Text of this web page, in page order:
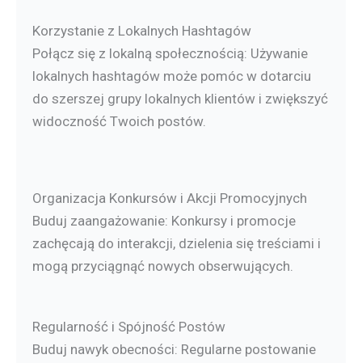
Korzystanie z Lokalnych Hashtagów
Połącz się z lokalną społecznością: Używanie
lokalnych hashtagów może pomóc w dotarciu
do szerszej grupy lokalnych klientów i zwiększyć
widoczność Twoich postów.
Organizacja Konkursów i Akcji Promocyjnych
Buduj zaangażowanie: Konkursy i promocje
zachęcają do interakcji, dzielenia się treściami i
mogą przyciągnąć nowych obserwujących.
Regularność i Spójność Postów
Buduj nawyk obecności: Regularne postowanie